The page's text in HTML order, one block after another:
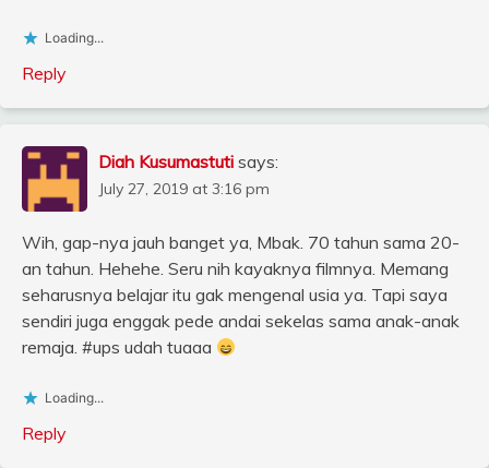
Loading...
Reply
Diah Kusumastuti says:
July 27, 2019 at 3:16 pm
Wih, gap-nya jauh banget ya, Mbak. 70 tahun sama 20-
an tahun. Hehehe. Seru nih kayaknya filmnya. Memang
seharusnya belajar itu gak mengenal usia ya. Tapi saya
sendiri juga enggak pede andai sekelas sama anak-anak
remaja. #ups udah tuaaa
Loading...
Reply